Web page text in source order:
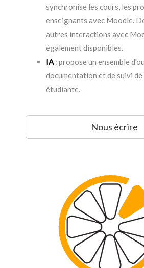
synchronise les cours, les
enseignants avec Moodle.
autres interactions avec
également disponibles.
IA: propose un ensemble
documentation et de suivi
étudiante.
Nous écrire